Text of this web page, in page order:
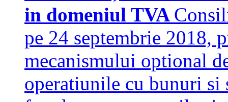
in domeniul TVA
pe 24 septembrie 2018,
mecanismului optional
operatiunile cu bunuri si